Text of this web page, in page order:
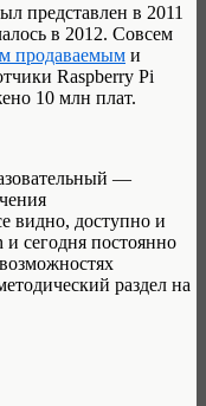
представлен в 2011
в 2012. Совсем
продаваемым и
Raspberry Pi
10 млн плат.
—
видно, доступно и
и сегодня постоянно
раздел на